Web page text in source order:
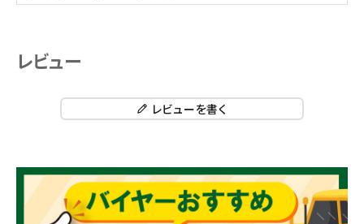
レビュー
レビューを書く